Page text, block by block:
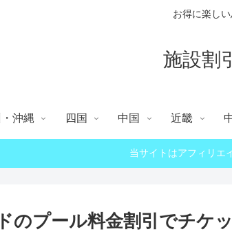
お得に楽し
施設割
沖縄 四国 中国 近畿
当サイトはアフィリエ
のプール料金割引でチケ